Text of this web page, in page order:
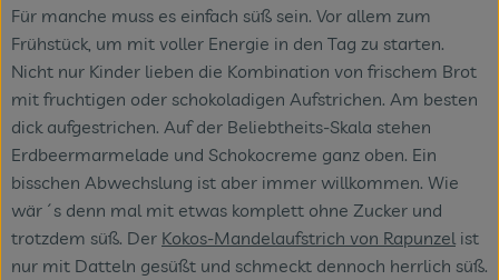
Für manche muss es einfach süß sein. Vor allem zum
Frühstück, um mit voller Energie in den Tag zu starten.
Nicht nur Kinder lieben die Kombination von frischem Brot
mit fruchtigen oder schokoladigen Aufstrichen. Am besten
dick aufgestrichen. Auf der Beliebtheits-Skala stehen
Erdbeermarmelade und Schokocreme ganz oben. Ein
bisschen Abwechslung ist aber immer willkommen. Wie
wär´s denn mal mit etwas komplett ohne Zucker und
trotzdem süß. Der Kokos-Mandelaufstrich von Rapunzel ist
nur mit Datteln gesüßt und schmeckt dennoch herrlich süß.